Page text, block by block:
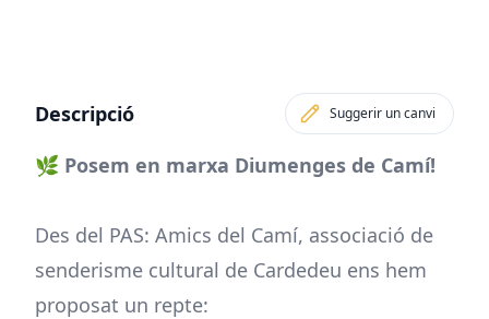
Descripció Suggerir un canvi
🌿 Posem en marxa Diumenges de Camí!
Des del PAS: Amics del Camí, associació de
senderisme cultural de Cardedeu ens hem
proposat un repte: